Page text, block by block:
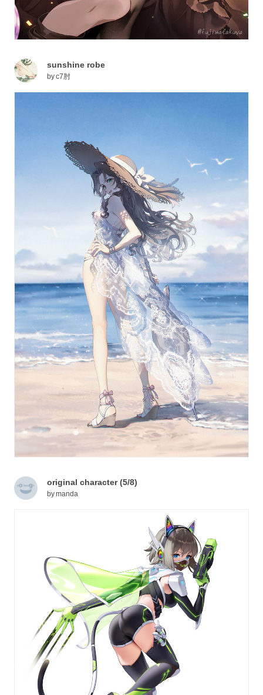
sunshine robe
byc7肘
original character (5/8)
bymanda